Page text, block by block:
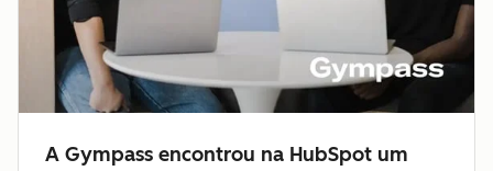
A Gympass encontrou na HubSpot um